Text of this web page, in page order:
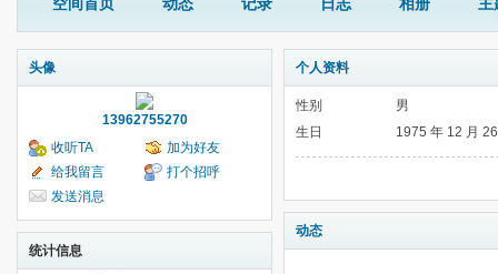
头像
13962755270
收听TA
加为好友
给我留言
打个招呼
发送消息
统计信息
个人资料
性别
男
生日
1975 年 12 月
动态